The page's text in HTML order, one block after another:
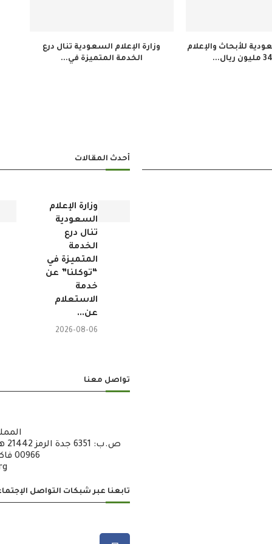
وزارة الإعلام السعودية تنال درع
الخدمة المتميزة في...
للأبحاث والإعلام
أحدث المقالات
وزارة الإعلام
السعودية
تنال درع
الخدمة
المتميزة في
“توكلنا” عن
خدمة
الاستعلام
عن...
2026-08-06
تواصل معنا
00966 فاكس : 6722600 – 12 – 00966
تابعنا عبر شبكات التواصل